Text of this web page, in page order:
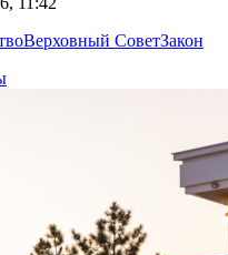
Верховный СоветЗакон